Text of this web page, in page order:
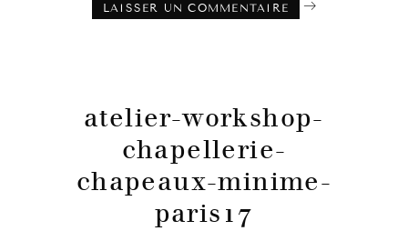
atelier-workshop-
chapellerie-
chapeaux-minime-
paris17